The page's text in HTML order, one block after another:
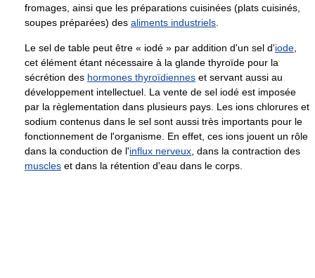
fromages, ainsi que les préparations cuisinées (plats cuisinés,
soupes préparées) des aliments industriels.
Le sel de table peut être « iodé » par addition d'un sel d'iode,
cet élément étant nécessaire à la glande thyroïde pour la
sécrétion des hormones thyroïdiennes et servant aussi au
développement intellectuel. La vente de sel iodé est imposée
par la règlementation dans plusieurs pays. Les ions chlorures et
sodium contenus dans le sel sont aussi très importants pour le
fonctionnement de l'organisme. En effet, ces ions jouent un rôle
dans la conduction de l'influx nerveux, dans la contraction des
muscles et dans la rétention d'eau dans le corps.